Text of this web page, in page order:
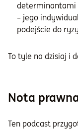
determinantami
– jego
podejście do
To tyle na dzisiaj i
Nota
Ten podcast